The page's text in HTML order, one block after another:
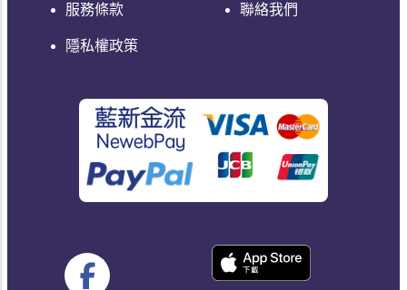
服務條款
隱私權政策
聯絡我們